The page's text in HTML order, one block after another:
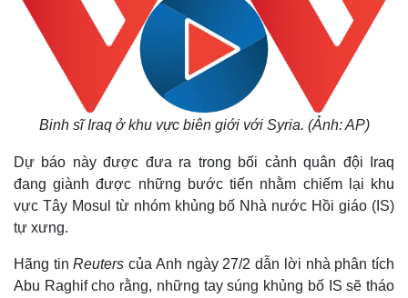
Binh sĩ Iraq ở khu vực biên giới với Syria. (Ảnh: AP)
Dự báo này được đưa ra trong bối cảnh quân đội Iraq
đang giành được những bước tiến nhằm chiếm lại khu
vực Tây Mosul từ nhóm khủng bố Nhà nước Hồi giáo (IS)
tự xưng.
Hãng tinReuters của Anh ngày 27/2 dẫn lời nhà phân tích
Abu Raghif cho rằng, những tay súng khủng bố IS sẽ tháo